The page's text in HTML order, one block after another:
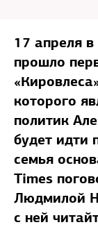
17 апреля
прошло
которого
политик
будет идти
семья
Times
Людмилой
с ней